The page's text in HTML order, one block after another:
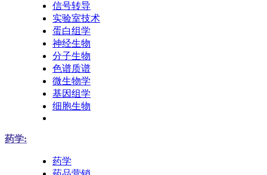
信号转导
实验室技术
蛋白组学
神经生物
分子生物
色谱质谱
微生物学
基因组学
细胞生物
药学:
药学